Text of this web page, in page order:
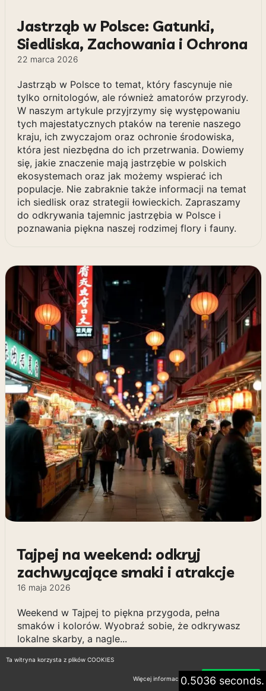
Jastrząb w Polsce: Gatunki,
Siedliska, Zachowania i Ochrona
22 marca 2026
Jastrząb w Polsce to temat, który fascynuje nie
tylko ornitologów, ale również amatorów przyrody.
W naszym artykule przyjrzymy się występowaniu
tych majestatycznych ptaków na terenie naszego
kraju, ich zwyczajom oraz ochronie środowiska,
która jest niezbędna do ich przetrwania. Dowiemy
się, jakie znaczenie mają jastrzębie w polskich
ekosystemach oraz jak możemy wspierać ich
populacje. Nie zabraknie także informacji na temat
ich siedlisk oraz strategii łowieckich. Zapraszamy
do odkrywania tajemnic jastrzębia w Polsce i
poznawania piękna naszej rodzimej flory i fauny.
Tajpej na weekend: odkryj
zachwycające smaki i atrakcje
16 maja 2026
Weekend w Tajpej to piękna przygoda, pełna
smaków i kolorów. Wyobraź sobie, że odkrywasz
lokalne skarby, a nagle...
0.5036 seconds.
Ta witryna korzysta z plików COOKIES
Więcej informacji Akceptuję